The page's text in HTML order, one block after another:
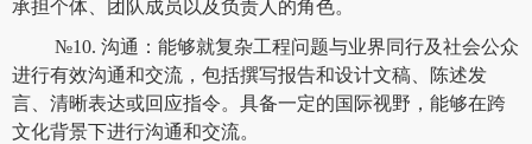
承担个体、团队成员以及负责人的角色。
№10. 沟通：能够就复杂工程问题与业界同行及社会公众
进行有效沟通和交流，包括撰写报告和设计文稿、陈述发
言、清晰表达或回应指令。具备一定的国际视野，能够在跨
文化背景下进行沟通和交流。